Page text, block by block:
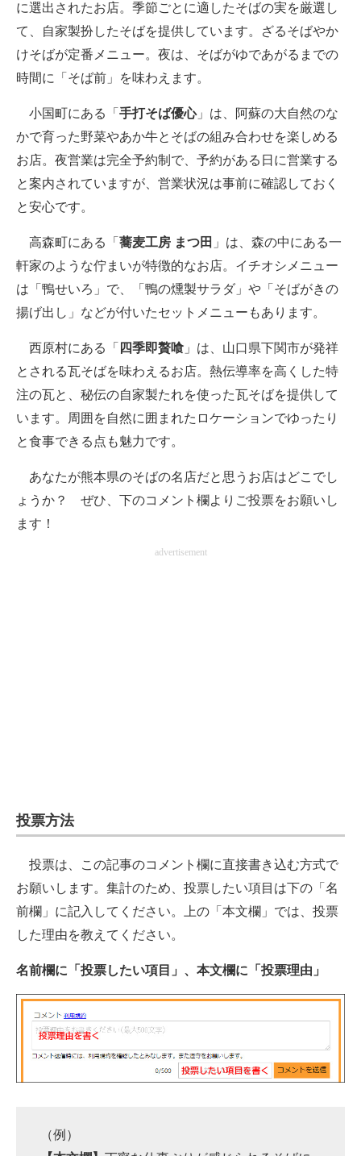
に選出されたお店。季節ごとに適したそばの実を厳選し
て、自家製扮したそばを提供しています。ざるそばやか
けそばが定番メニュー。夜は、そばがゆであがるまでの
時間に「そば前」を味わえます。
小国町にある「 手打そば優心」は、阿蘇の大自然のな
かで育った野菜やあか牛とそばの組み合わせを楽しめる
お店。夜営業は完全予約制で、予約がある日に営業する
と案内されていますが、営業状況は事前に確認しておく
と安心です。
高森町にある「 蕎麦工房 まつ田 」は、森の中にある一
軒家のような佇まいが特徴的なお店。イチオシメニュー
は「鴨せいろ」で、「鴨の燻製サラダ」や「そばがきの
揚げ出し」などが付いたセットメニューもあります。
西原村にある「 四季即贅喰 」は、山口県下関市が発祥
とされる瓦そばを味わえるお店。熱伝導率を高くした特
注の瓦と、秘伝の自家製たれを使った瓦そばを提供して
います。周囲を自然に囲まれたロケーションでゆったり
と食事できる点も魅力です。
あなたが熊本県のそばの名店だと思うお店はどこでし
ょうか？ ぜひ、下のコメント欄よりご投票をお願いし
ます！
advertisement
投票方法
投票は、この記事のコメント欄に直接書き込む方式で
お願いします。集計のため、投票したい項目は下の「名
前欄」に記入してください。上の「本文欄」では、投票
した理由を教えてください。
名前欄に「投票したい項目」、本文欄に「投票理由」
（例）